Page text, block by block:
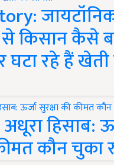
किसान कैसे
घटा रहे हैं
हिसाब:
कौन चुका